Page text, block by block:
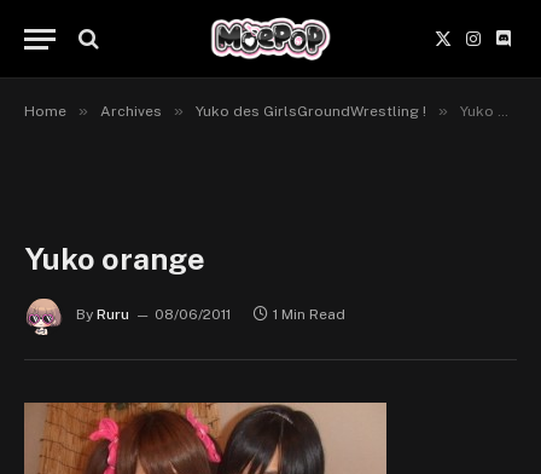
X
(Twitter)
Home » Archives » Yuko des GirlsGroundWrestling ! » Yuko orange
Yuko orange
By Ruru 08/06/2011 1 Min Read